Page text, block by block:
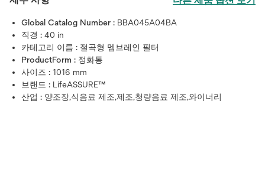
Global Catalog Number : BBA045A04BA
직경 : 40 in
카테고리 이름 : 절곡형 멤브레인 필터
ProductForm : 정화통
사이즈 : 1016 mm
브랜드 : LifeASSURE™
산업 : 양조장,식음료 제조,제조,청량음료 제조,와이너리